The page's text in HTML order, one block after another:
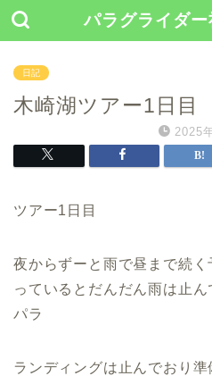
パラグライダ
日記
木崎湖ツアー1日目
2025
ツアー1日目
夜からずーと雨で昼まで続
っているとだんだん雨は止
パラ
ランディングは止んでおり